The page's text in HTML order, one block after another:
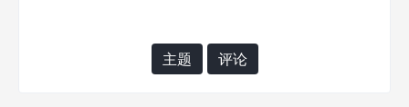
主题 评论